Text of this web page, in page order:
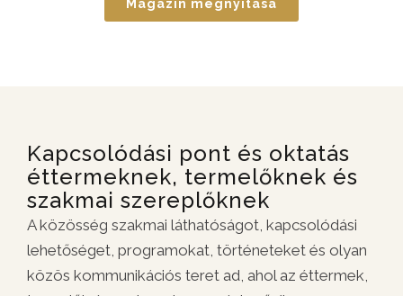
Magazin megnyitása
Kapcsolódási pont és oktatás
éttermeknek, termelőknek és
szakmai szereplőknek
A közösség szakmai láthatóságot, kapcsolódási
lehetőséget, programokat, történeteket és olyan
közös kommunikációs teret ad, ahol az éttermek,